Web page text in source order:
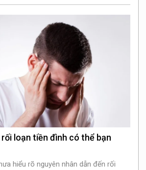
rối loạn tiền đình có thể bạn
hiểu rõ nguyên nhân dẫn đến rối